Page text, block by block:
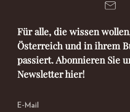
Für alle, die wissen
Österreich und in ihrem
passiert. Abonnieren Sie
Newsletter hier!